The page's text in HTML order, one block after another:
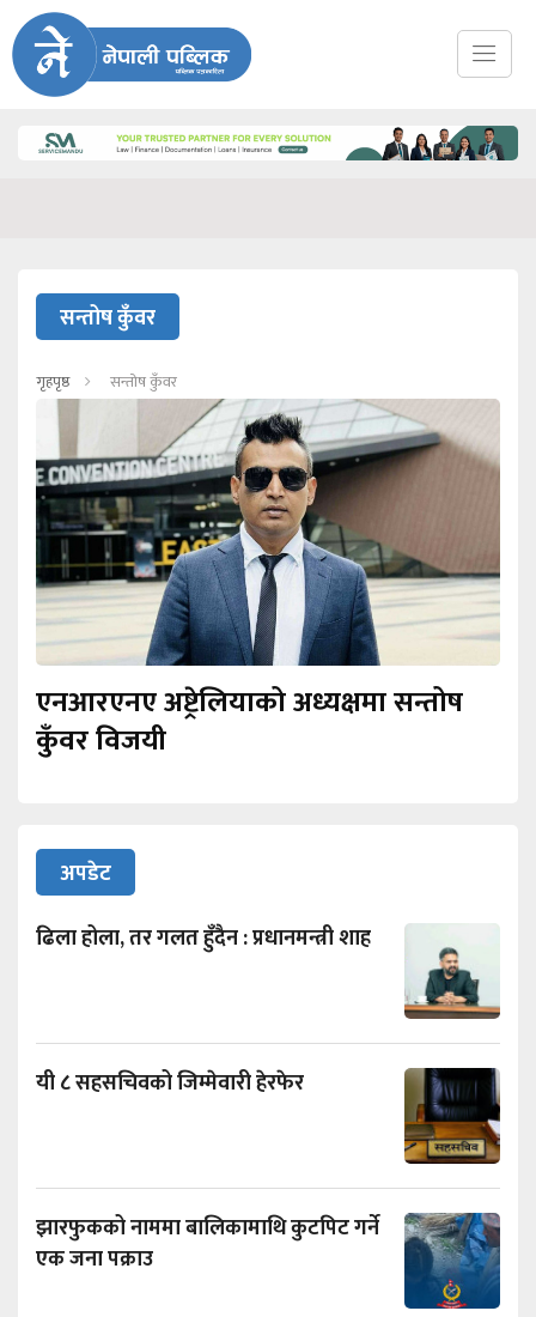
सन्तोष कुँवर
गृहपृष्ठ सन्तोष कुँवर
एनआरएनए अष्ट्रेलियाको अध्यक्षमा सन्तोष
कुँवर विजयी
अपडेट
ढिला होला, तर गलत हुँदैन : प्रधानमन्त्री शाह
यी ८ सहसचिवको जिम्मेवारी हेरफेर
झारफुकको नाममा बालिकामाथि कुटपिट गर्ने
एक जना पक्राउ